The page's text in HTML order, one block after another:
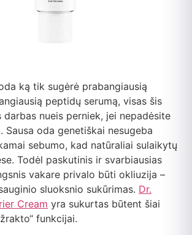
ką tik sugėrė prabangiausią
peptidų serumą, visas šis
nueis perniek, jei nepadėsite
Sausa oda genetiškai nesugeba
sebumo, kad natūraliai sulaikytų
Todėl paskutinis ir svarbiausias
vakare privalo būti okliuzija –
sluoksnio sukūrimas. Dr.
Cream yra sukurtas būtent šiai
funkcijai.